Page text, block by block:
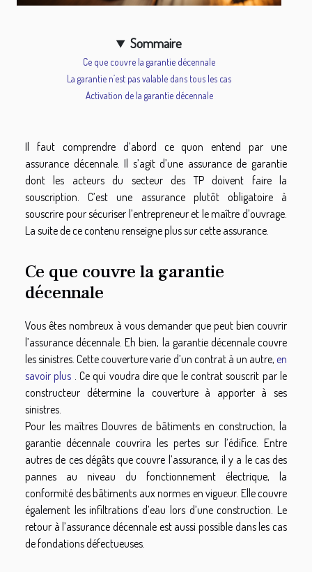
Sommaire
Ce que couvre la garantie décennale
La garantie n’est pas valable dans tous les cas
Activation de la garantie décennale
Il faut comprendre d’abord ce quon entend par une
assurance décennale. Il s’agit d’une assurance de garantie
dont les acteurs du secteur des TP doivent faire la
souscription. C’est une assurance plutôt obligatoire à
souscrire pour sécuriser l’entrepreneur et le maître d’ouvrage.
La suite de ce contenu renseigne plus sur cette assurance.
Ce que couvre la garantie
décennale
Vous êtes nombreux à vous demander que peut bien couvrir
l’assurance décennale. Eh bien, la garantie décennale couvre
les sinistres. Cette couverture varie d’un contrat à un autre, en
savoir plus . Ce qui voudra dire que le contrat souscrit par le
constructeur détermine la couverture à apporter à ses
sinistres.
Pour les maîtres Douvres de bâtiments en construction, la
garantie décennale couvrira les pertes sur l’édifice. Entre
autres de ces dégâts que couvre l’assurance, il y a le cas des
pannes au niveau du fonctionnement électrique, la
conformité des bâtiments aux normes en vigueur. Elle couvre
également les infiltrations d’eau lors d’une construction. Le
retour à l’assurance décennale est aussi possible dans les cas
de fondations défectueuses.